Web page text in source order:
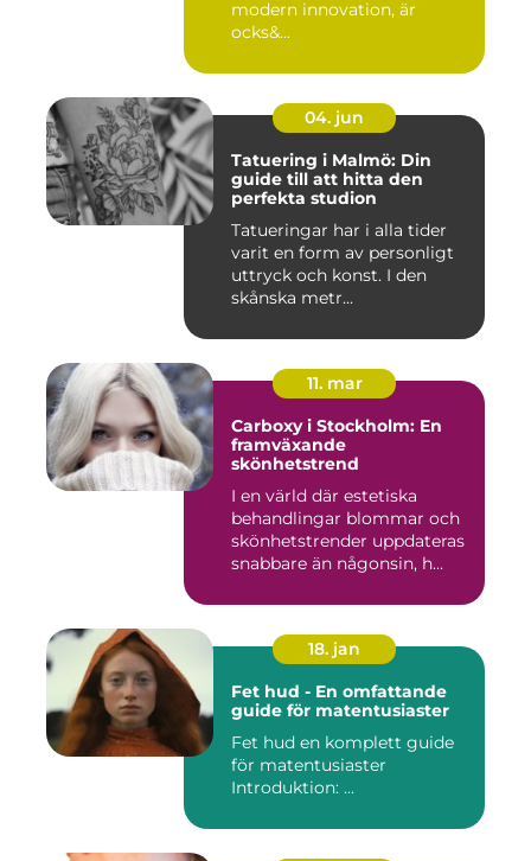
modern innovation, är
ocks&...
04. jun
Tatuering i Malmö: Din
guide till att hitta den
perfekta studion
Tatueringar har i alla tider
varit en form av personligt
uttryck och konst. I den
skånska metr...
11. mar
Carboxy i Stockholm: En
framväxande
skönhetstrend
I en värld där estetiska
behandlingar blommar och
skönhetstrender uppdateras
snabbare än någonsin, h...
18. jan
Fet hud - En omfattande
guide för matentusiaster
Fet hud en komplett guide
för matentusiaster
Introduktion: ...